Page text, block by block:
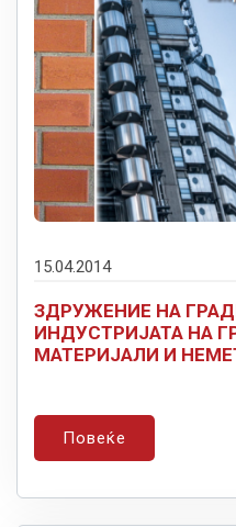
15.04.2014
ЗДРУЖЕНИЕ НА
ИНДУСТРИЈАТА НА
МАТЕРИЈАЛИ И
Повеќе